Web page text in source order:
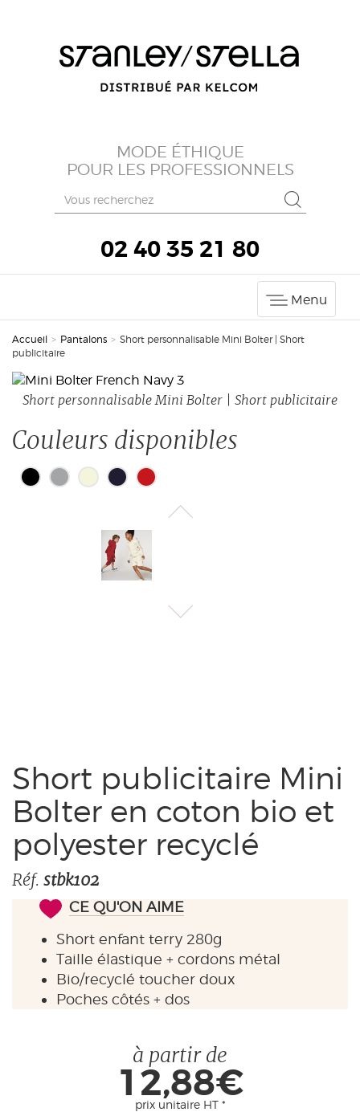
MODE ÉTHIQUE
POUR LES PROFESSIONNELS
02 40 35 21 80
Menu
Accueil > Pantalons > Short personnalisable Mini Bolter | Short
publicitaire
Short personnalisable Mini Bolter | Short publicitaire
Couleurs disponibles
Short publicitaire Mini
Bolter en coton bio et
polyester recyclé
Réf. stbk102
CE QU'ON AIME
Short enfant terry 280g
Taille élastique + cordons métal
Bio/recyclé toucher doux
Poches côtés + dos
à partir de
12,88€
prix unitaire HT *